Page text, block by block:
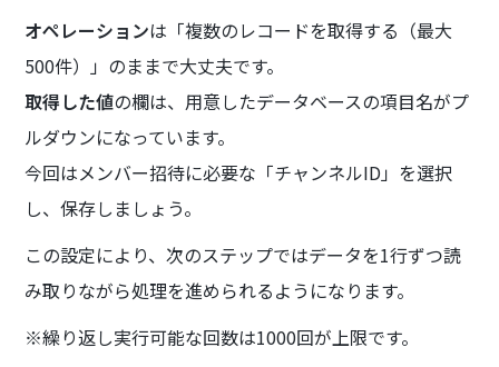
オペレーションは「複数のレコードを取得する（最大
500件）」のままで大丈夫です。
取得した値の欄は、用意したデータベースの項目名がプ
ルダウンになっています。
今回はメンバー招待に必要な「チャンネルID」を選択
し、保存しましょう。
この設定により、次のステップではデータを1行ずつ読
み取りながら処理を進められるようになります。
※繰り返し実行可能な回数は1000回が上限です。